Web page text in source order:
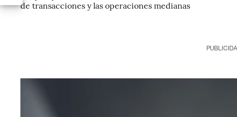
de transacciones y las operaciones medianas